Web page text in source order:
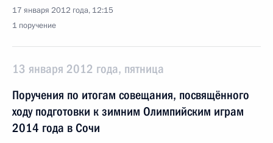
17 января 2012 года, 12:15
1 поручение
13 января 2012 года, пятница
Поручения по итогам совещания, посвящённого
ходу подготовки к зимним Олимпийским играм
2014 года в Сочи